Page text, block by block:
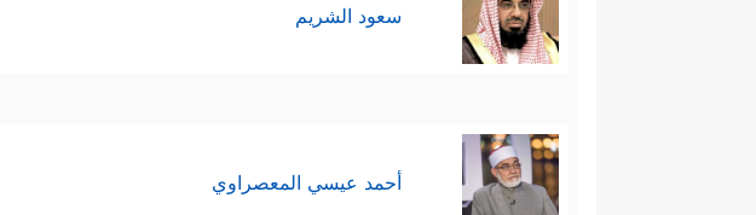
سعود الشريم
أحمد عيسي المعصراوي